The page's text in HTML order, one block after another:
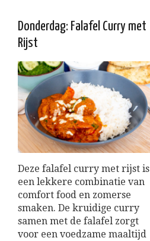
Donderdag: Falafel Curry met
Rijst
Deze falafel curry met rijst is
een lekkere combinatie van
comfort food en zomerse
smaken. De kruidige curry
samen met de falafel zorgt
voor een voedzame maaltijd